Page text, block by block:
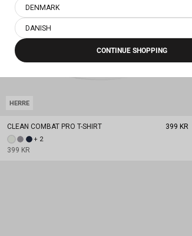
HERRE
CLEAN COMBAT PRO T-SHIRT 399 KR
+ 2
399 KR
DENMARK
DANISH
CONTINUE SHOPPING